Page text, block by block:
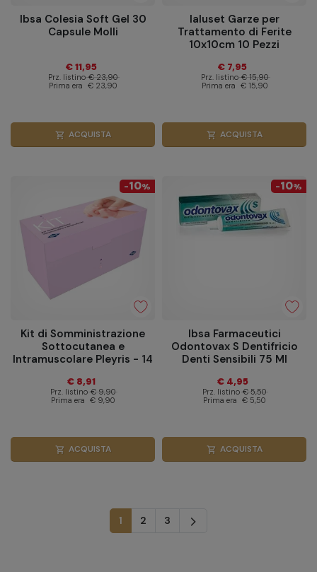
Ibsa Colesia Soft Gel 30
Capsule Molli
€ 11,95
Prz. listino € 23,90
Prima era € 23,90
shopping_cart ACQUISTA
Ialuset Garze per
Trattamento di Ferite
10x10cm 10 Pezzi
€ 7,95
Prz. listino € 15,90
Prima era € 15,90
shopping_cart ACQUISTA
-10%
Kit di Somministrazione
Sottocutanea e
Intramuscolare Pleyris - 14
Aghi
€ 8,91
Prz. listino € 9,90
Prima era € 9,90
shopping_cart ACQUISTA
-10%
Ibsa Farmaceutici
Odontovax S Dentifricio
Denti Sensibili 75 Ml
€ 4,95
Prz. listino € 5,50
Prima era € 5,50
shopping_cart ACQUISTA
1 2 3 arrow_forward_ios